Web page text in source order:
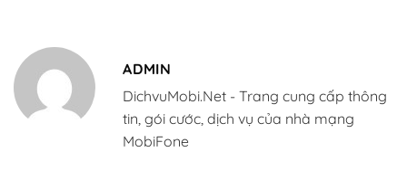
ADMIN
DichvuMobi.Net - Trang cung cấp thông
tin, gói cước, dịch vụ của nhà mạng
MobiFone